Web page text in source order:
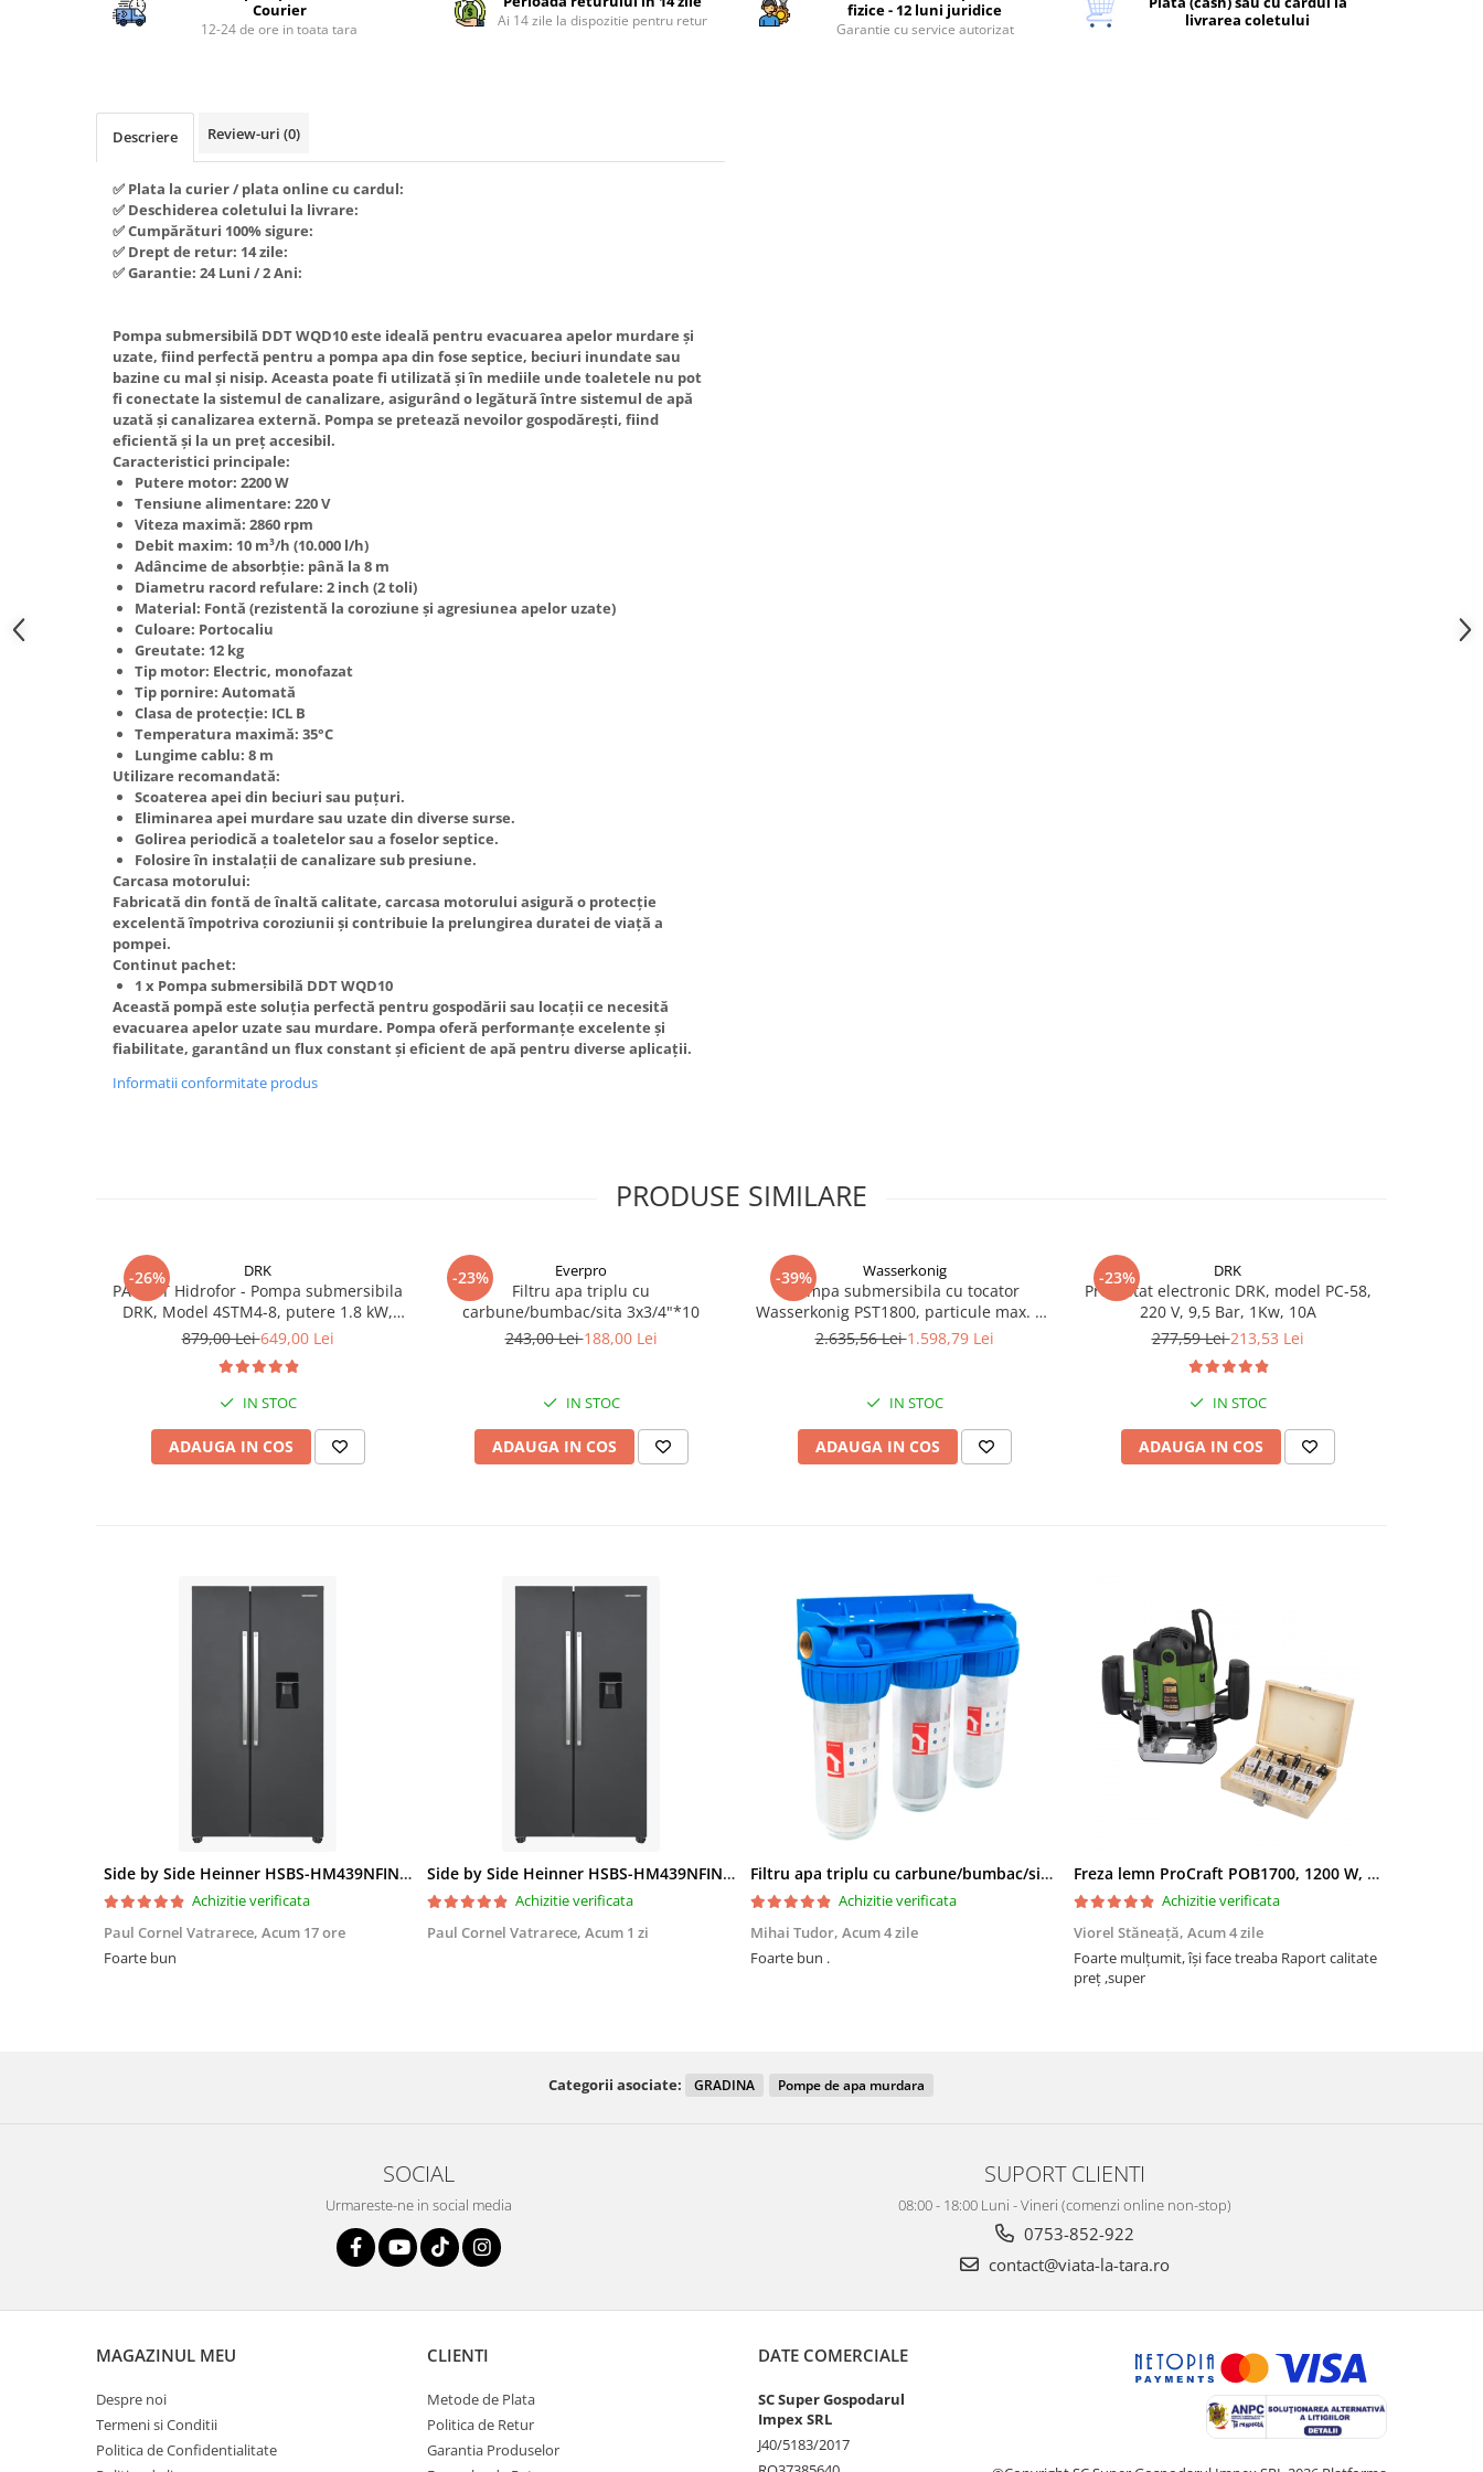
Piese si consumabile pentru
MOTOCOSITORI
Sere si solarii
Tocatoare fan, crengi, tulpini
Fierastraie electrice
Lampi solare
Masini de slefuit
Macarale si electopalane
Masini de taiat placi ceramice /
gresie / faianta / parchet
Masini de canelat
Motoare termice
Motoare electrice
Nivela de masurat
Pistoale de impact electrice si
Pistoale de vopsit
Prelungitoare
Polizoare electrice de banc si
Rindele si freze pentru lemn
Redresoare auto - roboti de
Suflante cu aer cald
Scari metalice
Scule cu acumulator
Scule pentru electricieni
Truse de scule
Truse de lipit PPR
Ventuze cu brate pentru transport
Sobe pe gaz
Tunuri de caldura
Ventilatoare
Ventilatoare Industriale
Chiuvete bucatarie
Deshidratoare
Espressoare, cafetiere si rasnite
Fiare de calcat / Mese pentru
Forme de prajituri
Hote Decorative
Hote Telescopice
Hote Traditionale
Hote Incorporabile
Hote Insula
Hote Cupolare
Accesorii, consumabile hote
Masini de tocat carne
Masini de carnati ( CARNATARI )
Masini de spalat vase
Masini de spalat vase incorporabile
Masini de spalat vase
independente
Masini de spalat rufe
Masini de spalat rufe frontale
Masini de spalat rufe verticale
Masini de spalat rufe incorporabile
Masini de spalat rufe cu uscator
Uscatoare de rufe
Masini de facut paine
Courier
12-24 de ore in toata tara Ai 14 zile la dispozitie pentru retur
fizice - 12 luni juridice
Garantie cu service autorizat
livrarea coletului
Descriere Review-uri (0)
✅ Plata la curier / plata online cu cardul:
✅ Deschiderea coletului la livrare:
✅ Cumpărături 100% sigure:
✅ Drept de retur: 14 zile:
✅ Garantie: 24 Luni / 2 Ani:
Pompa submersibilă DDT WQD10 este ideală pentru evacuarea apelor murdare și
uzate, fiind perfectă pentru a pompa apa din fose septice, beciuri inundate sau
bazine cu mal și nisip. Aceasta poate fi utilizată și în mediile unde toaletele nu pot
fi conectate la sistemul de canalizare, asigurând o legătură între sistemul de apă
uzată și canalizarea externă. Pompa se pretează nevoilor gospodărești, fiind
eficientă și la un preț accesibil.
Caracteristici principale:
Putere motor: 2200 W
Tensiune alimentare: 220 V
Viteza maximă: 2860 rpm
Debit maxim: 10 m³/h (10.000 l/h)
Adâncime de absorbție: până la 8 m
Diametru racord refulare: 2 inch (2 toli)
Material: Fontă (rezistentă la coroziune și agresiunea apelor uzate)
Culoare: Portocaliu
Greutate: 12 kg
Tip motor: Electric, monofazat
Tip pornire: Automată
Clasa de protecție: ICL B
Temperatura maximă: 35°C
Lungime cablu: 8 m
Utilizare recomandată:
Scoaterea apei din beciuri sau puțuri.
Eliminarea apei murdare sau uzate din diverse surse.
Golirea periodică a toaletelor sau a foselor septice.
Folosire în instalații de canalizare sub presiune.
Carcasa motorului:
Fabricată din fontă de înaltă calitate, carcasa motorului asigură o protecție
excelentă împotriva coroziunii și contribuie la prelungirea duratei de viață a
pompei.
Continut pachet:
1 x Pompa submersibilă DDT WQD10
Această pompă este soluția perfectă pentru gospodării sau locații ce necesită
evacuarea apelor uzate sau murdare. Pompa oferă performanțe excelente și
fiabilitate, garantând un flux constant și eficient de apă pentru diverse aplicații.
Informatii conformitate produs
PRODUSE SIMILARE
-26% DRK
PACHET Hidrofor - Pompa submersibila
DRK, Model 4STM4-8, putere 1.8 kW,
debit 5m3/h, 8 turbine + Presostat
V, 10 Bar
879,00 Lei649,00 Lei
IN STOC
ADAUGA IN COS
-23% Everpro
Filtru apa triplu cu
carbune/bumbac/sita 3x3/4"*10
243,00 Lei188,00 Lei
IN STOC
ADAUGA IN COS
-39% Wasserkonig
Pompa submersibila cu tocator
Wasserkonig PST1800, particule max. 10
mm, putere 1800 W, debit 17500 l/h,
2.635,56 Lei1.598,79 Lei
IN STOC
ADAUGA IN COS
-23% DRK
Presostat electronic DRK, model PC-58,
220 V, 9,5 Bar, 1Kw, 10A
277,59 Lei213,53 Lei
IN STOC
ADAUGA IN COS
Side by Side Heinner HSBS-HM439NFINVDGWDE++, Total No Frost, Compresor Inverter, Dozator Apa, Display Touch LED, 439 L, Clasa E, Gri Antracit Texturat
Achizitie verificata
Paul Cornel Vatrarece, Acum 17 ore
Foarte bun
Side by Side Heinner HSBS-HM439NFINVDGWDE++, Total No Frost, Compresor Inverter, Dozator Apa, Display Touch LED, 439 L, Clasa E, Gri Antracit Texturat
Achizitie verificata
Paul Cornel Vatrarece, Acum 1 zi
Filtru apa triplu cu carbune/bumbac/sita 3x3/4"*10
Achizitie verificata
Mihai Tudor, Acum 4 zile
Foarte bun .
Freza lemn ProCraft POB1700, 1200 W, 2600 Rpm cu 12 freze pentru lemn incluse in pachet
Achizitie verificata
Viorel Stăneață, Acum 4 zile
Foarte mulțumit, își face treaba Raport calitate
preț ,super
Categorii asociate: GRADINA Pompe de apa murdara
SOCIAL
Urmareste-ne in social media
SUPORT CLIENTI
08:00 - 18:00 Luni - Vineri (comenzi online non-stop)
0753-852-922
contact@viata-la-tara.ro
MAGAZINUL MEU
Despre noi
Termeni si Conditii
Politica de Confidentialitate
CLIENTI
Metode de Plata
Politica de Retur
Garantia Produselor
DATE COMERCIALE
SC Super Gospodarul
Impex SRL
J40/5183/2017